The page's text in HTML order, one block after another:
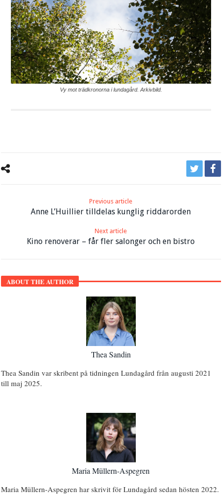
Vy mot trädkronorna i lundagård. Arkivbild.
Previous article
Anne L’Huillier tilldelas kunglig riddarorden
Next article
Kino renoverar – får fler salonger och en bistro
ABOUT THE AUTHOR
Thea Sandin
Thea Sandin var skribent på tidningen Lundagård från augusti 2021
till maj 2025.
Maria Müllern-Aspegren
Maria Müllern-Aspegren har skrivit för Lundagård sedan hösten 2022.